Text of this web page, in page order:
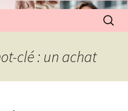
clé : un achat